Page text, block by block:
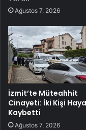
Ağustos 7, 2026
İzmit’te Müteahhit
Cinayeti: İki Kişi
Kaybetti
Ağustos 7, 2026